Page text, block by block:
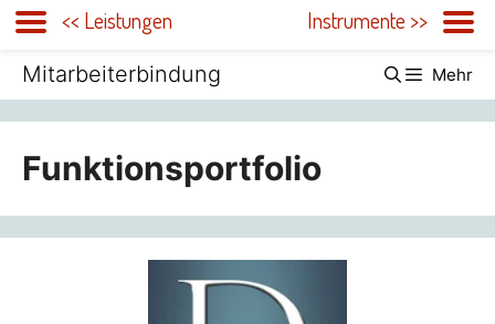
Zum
springen
Mitarbeiterbindung Mehr
Funktionsportfolio
<< Leistungen Instrumente >>